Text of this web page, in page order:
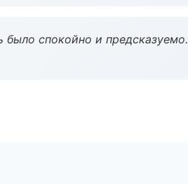
было спокойно и предсказуемо.